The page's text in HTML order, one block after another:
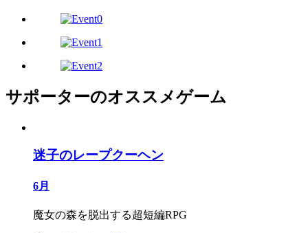
サポーターのオススメゲーム
迷子のレープクーヘン
6月
魔女の森を脱出する超短編RPG